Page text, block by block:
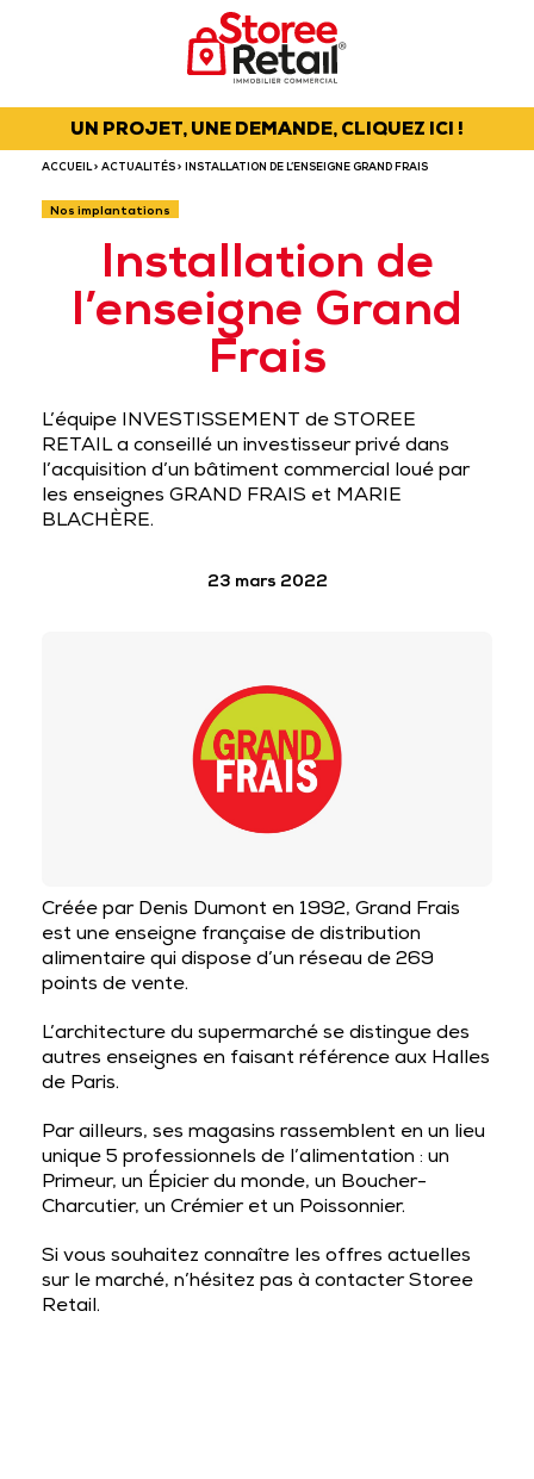
UN PROJET, UNE DEMANDE, CLIQUEZ ICI !
ACCUEIL> ACTUALITÉS > INSTALLATION DE L’ENSEIGNE GRAND FRAIS
Nos implantations
Installation de
l’enseigne Grand
Frais
L’équipe INVESTISSEMENT de STOREE
RETAIL a conseillé un investisseur privé dans
l’acquisition d’un bâtiment commercial loué par
les enseignes GRAND FRAIS et MARIE
BLACHÈRE.
23 mars 2022
Créée par Denis Dumont en 1992, Grand Frais
est une enseigne française de distribution
alimentaire qui dispose d’un réseau de 269
points de vente.
L’architecture du supermarché se distingue des
autres enseignes en faisant référence aux Halles
de Paris.
Par ailleurs, ses magasins rassemblent en un lieu
unique 5 professionnels de l’alimentation : un
Primeur, un Épicier du monde, un Boucher-
Charcutier, un Crémier et un Poissonnier.
Si vous souhaitez connaître les offres actuelles
sur le marché, n’hésitez pas à contacter Storee
Retail.